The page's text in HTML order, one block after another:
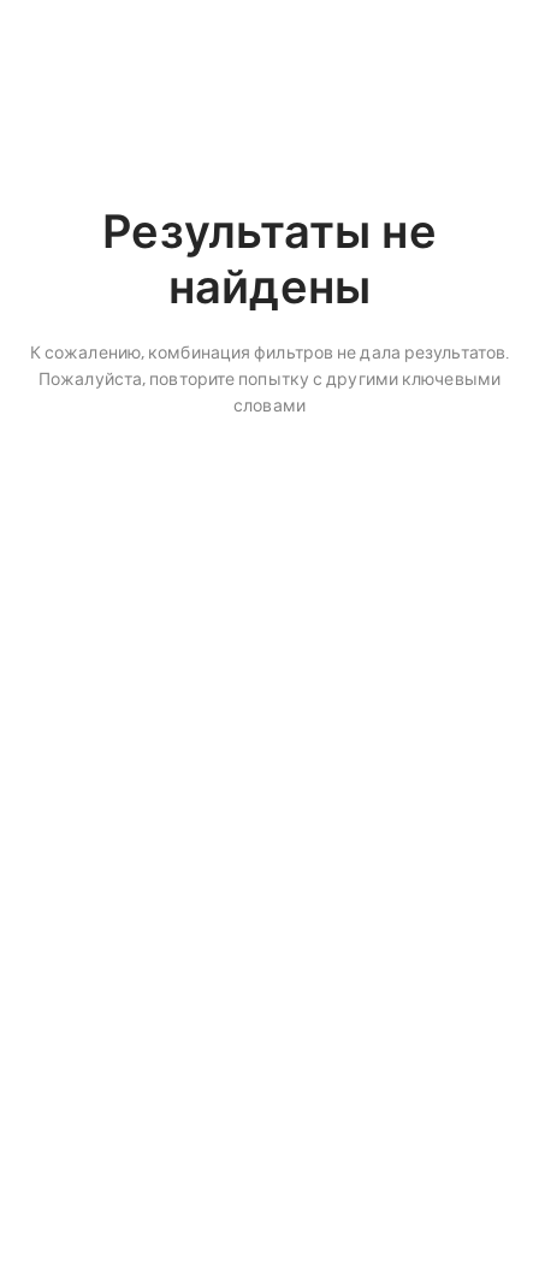
Результаты не
найдены
К сожалению, комбинация фильтров не дала результатов.
Пожалуйста, повторите попытку с другими ключевыми
словами